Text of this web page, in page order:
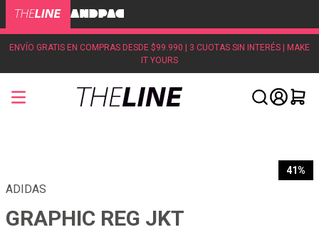
ENVÍO GRATIS EN COMPRAS DESDE $99.990 | 3 CUOTAS SIN INTERÉS | MAKE
IT YOURS
41%
ADIDAS
GRAPHIC REG JKT